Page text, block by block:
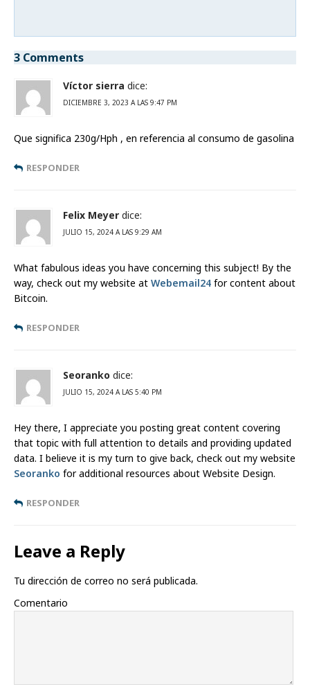
3 Comments
Víctor sierra dice:
DICIEMBRE 3, 2023 A LAS 9:47 PM
Que significa 230g/Hph , en referencia al consumo de gasolina
RESPONDER
Felix Meyer dice:
JULIO 15, 2024 A LAS 9:29 AM
What fabulous ideas you have concerning this subject! By the
way, check out my website at Webemail24 for content about
Bitcoin.
RESPONDER
Seoranko dice:
JULIO 15, 2024 A LAS 5:40 PM
Hey there, I appreciate you posting great content covering
that topic with full attention to details and providing updated
data. I believe it is my turn to give back, check out my website
Seoranko for additional resources about Website Design.
RESPONDER
Leave a Reply
Tu dirección de correo no será publicada.
Comentario